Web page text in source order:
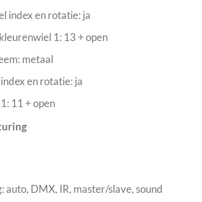
index en rotatie: ja
1: 13 + open
metaal
en rotatie: ja
11 + open
auto, DMX, IR, master/slave, sound